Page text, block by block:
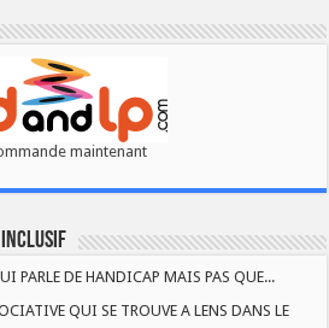
maintenant
PARLE DE HANDICAP MAIS PAS QUE...
QUI SE TROUVE A LENS DANS LE